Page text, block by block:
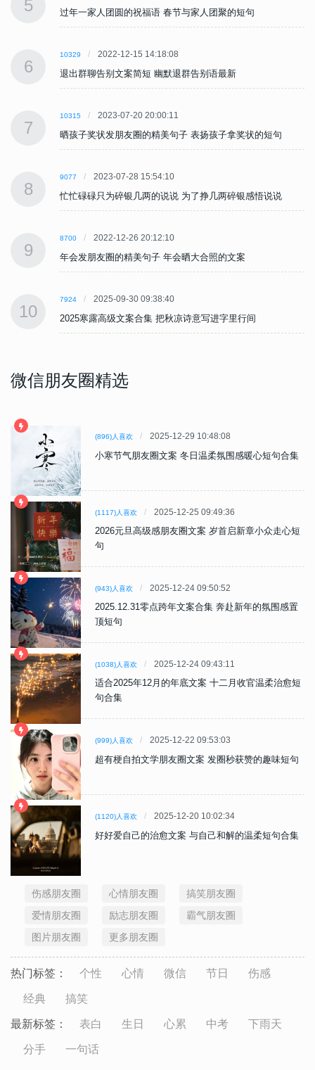
5 过年一家人团圆的祝福语 春节与家人团聚的短句
6
10329 2022-12-15 14:18:08
退出群聊告别文案简短 幽默退群告别语最新
7
10315 2023-07-20 20:00:11
晒孩子奖状发朋友圈的精美句子 表扬孩子拿奖状的短句
8
9077 2023-07-28 15:54:10
忙忙碌碌只为碎银几两的说说 为了挣几两碎银感悟说说
9
8700 2022-12-26 20:12:10
年会发朋友圈的精美句子 年会晒大合照的文案
10
7924 2025-09-30 09:38:40
2025寒露高级文案合集 把秋凉诗意写进字里行间
微信朋友圈精选
(896)人喜欢 2025-12-29 10:48:08
小寒节气朋友圈文案 冬日温柔氛围感暖心短句合集
(1117)人喜欢 2025-12-25 09:49:36
2026元旦高级感朋友圈文案 岁首启新章小众走心短
句
(943)人喜欢 2025-12-24 09:50:52
2025.12.31零点跨年文案合集 奔赴新年的氛围感置
顶短句
(1038)人喜欢 2025-12-24 09:43:11
适合2025年12月的年底文案 十二月收官温柔治愈短
句合集
(999)人喜欢 2025-12-22 09:53:03
超有梗自拍文学朋友圈文案 发圈秒获赞的趣味短句
(1120)人喜欢 2025-12-20 10:02:34
好好爱自己的治愈文案 与自己和解的温柔短句合集
伤感朋友圈 心情朋友圈
搞笑朋友圈
爱情朋友圈
励志朋友圈
霸气朋友圈
图片朋友圈
更多朋友圈
热门标签： 个性 心情 微信 节日 伤感
经典 搞笑
最新标签： 表白 生日 心累 中考 下雨天
分手 一句话